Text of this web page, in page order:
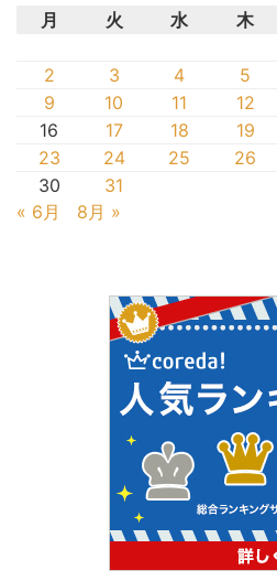
月
火 水 木
2
3 4 5
9
10 11 12
16
17 18 19
23
24 25 26
30
31
« 6月
8月 »